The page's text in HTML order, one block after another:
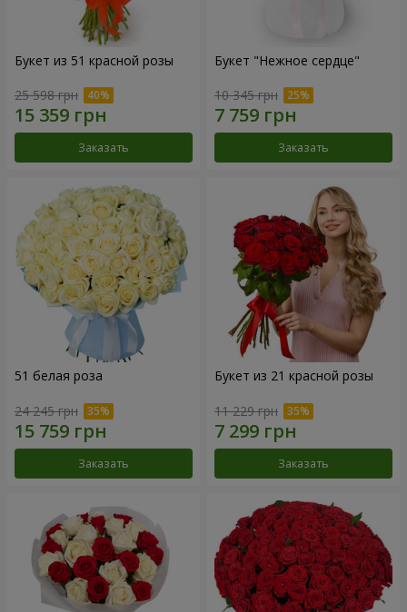
Букет из 51 красной розы
25 598 грн
Заказать
Букет "Нежное сердце"
10 345 грн
Заказать
51 белая роза
24 245 грн
Заказать
Букет из 21 красной розы
11 229 грн
Заказать